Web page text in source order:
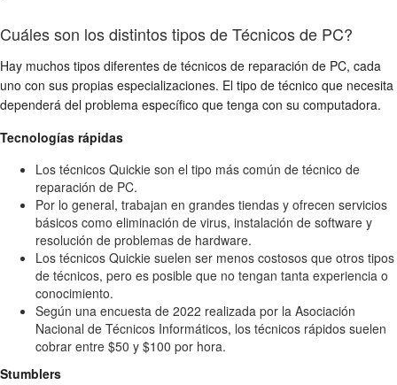
Cuáles son los distintos tipos de Técnicos de PC?
Hay muchos tipos diferentes de técnicos de reparación de PC, cada
uno con sus propias especializaciones. El tipo de técnico que necesita
dependerá del problema específico que tenga con su computadora.
Tecnologías rápidas
Los técnicos Quickie son el tipo más común de técnico de
reparación de PC.
Por lo general, trabajan en grandes tiendas y ofrecen servicios
básicos como eliminación de virus, instalación de software y
resolución de problemas de hardware.
Los técnicos Quickie suelen ser menos costosos que otros tipos
de técnicos, pero es posible que no tengan tanta experiencia o
conocimiento.
Según una encuesta de 2022 realizada por la Asociación
Nacional de Técnicos Informáticos, los técnicos rápidos suelen
cobrar entre $50 y $100 por hora.
Stumblers